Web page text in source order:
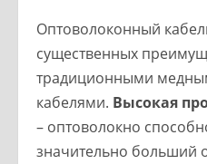
Оптоволоконный
существенных
традиционными
кабелями. Высокая
– оптоволокно
значительно больший